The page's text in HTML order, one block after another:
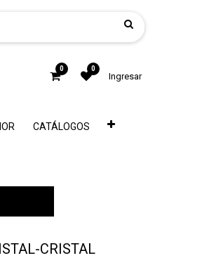
0 0
Ingresar
CATÁLOGOS
CRISTAL